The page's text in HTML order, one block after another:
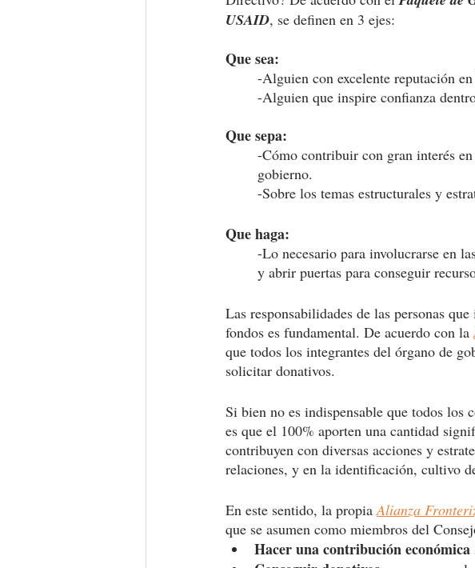
USAID, se definen en 3 ejes:
Que sea:
-Alguien con excelente reputación
-Alguien que inspire confianza
Que sepa:
-Cómo contribuir con gran interés
gobierno.
-Sobre los temas estructurales y
Que haga:
-Lo necesario para involucrarse en
y abrir puertas para conseguir
Las responsabilidades de las personas
fondos es fundamental. De acuerdo con la
que todos los integrantes del órgano de
solicitar donativos.
Si bien no es indispensable que todos los
es que el 100% aporten una cantidad
contribuyen con diversas acciones y
relaciones, y en la identificación, cultivo
En este sentido, la propia Alianza
que se asumen como miembros del
Hacer una contribución económica